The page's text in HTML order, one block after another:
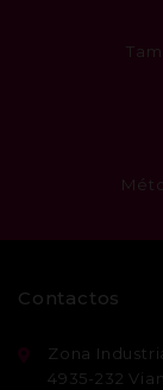
Contactos
Zona
4935-232